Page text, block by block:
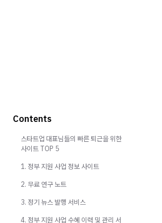
Contents
스타트업 대표님들의 빠른 퇴근을 위한
사이트 TOP 5
1. 정부 지원 사업 정보 사이트
2. 무료 연구 노트
3. 정기 뉴스 발행 서비스
4. 정부 지원 사업 수혜 이력 및 관리 서